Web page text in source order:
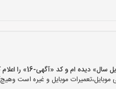
و کد «آگهی-16» را اعلام کنید»
موبایل و غیره است